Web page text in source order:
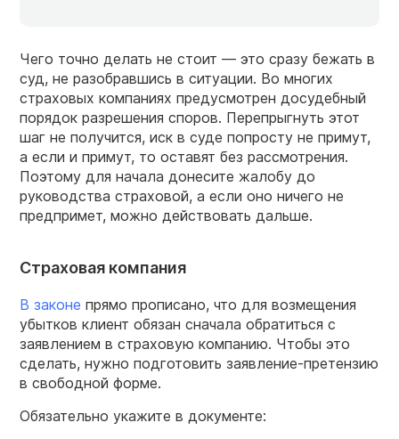
Чего точно делать не стоит — это сразу бежать в
суд, не разобравшись в ситуации. Во многих
страховых компаниях предусмотрен досудебный
порядок разрешения споров. Перепрыгнуть этот
шаг не получится, иск в суде попросту не примут,
а если и примут, то оставят без рассмотрения.
Поэтому для начала донесите жалобу до
руководства страховой, а если оно ничего не
предпримет, можно действовать дальше.
Страховая компания
В законе прямо прописано, что для возмещения
убытков клиент обязан сначала обратиться с
заявлением в страховую компанию. Чтобы это
сделать, нужно подготовить заявление-претензию
в свободной форме.
Обязательно укажите в документе: